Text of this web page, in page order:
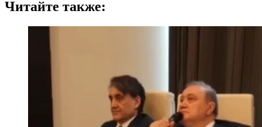
Читайте также: